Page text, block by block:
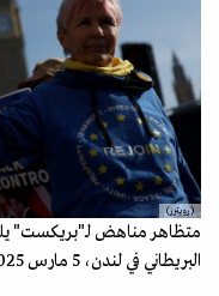
(رويترز)
متظاهر مناهض لـ"بريكست"
البريطاني في لندن، 5 مارس 2025